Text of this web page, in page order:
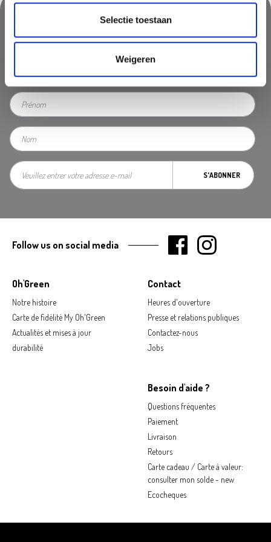
Selectie toestaan
Weigeren
Suivez-nous & ne manquez rien!
Ne manquez pas des promotions, des astuces inspirantes ou des
S'ABONNER
Oh'Green
Notre histoire
Carte de fidélité My Oh'Green
Actualités et mises à jour
durabilité
Contact
Heures d'ouverture
Presse et relations publiques
Contactez-nous
Jobs
Besoin d'aide ?
Questions fréquentes
Paiement
Livraison
Retours
Carte cadeau / Carte à valeur:
consulter mon solde - new
Ecocheques
Follow us on social media